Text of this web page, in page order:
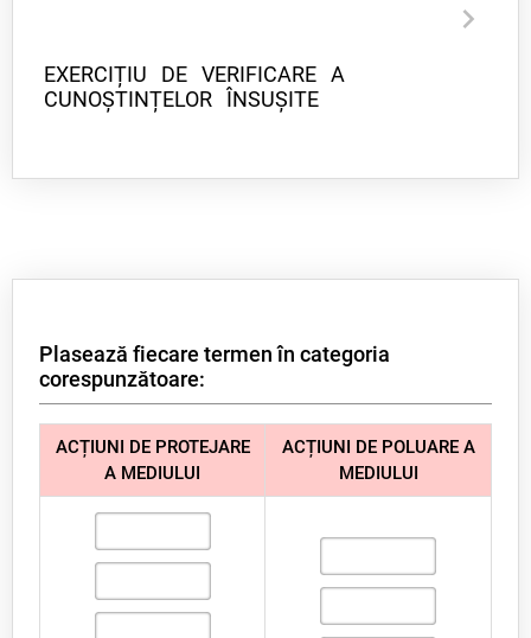
EXERCIȚIU DE VERIFICARE A
CUNOȘTINȚELOR ÎNSUȘITE
Plasează fiecare termen în categoria
corespunzătoare:
ACȚIUNI DE PROTEJARE
A MEDIULUI
ACȚIUNI DE POLUARE A
MEDIULUI